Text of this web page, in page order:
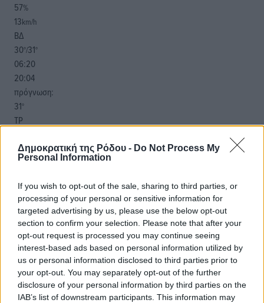
Δημοκρατική της Ρόδου - Do Not Process My
Personal Information
If you wish to opt-out of the sale, sharing to third parties, or
processing of your personal or sensitive information for
targeted advertising by us, please use the below opt-out
section to confirm your selection. Please note that after your
opt-out request is processed you may continue seeing
interest-based ads based on personal information utilized by
us or personal information disclosed to third parties prior to
your opt-out. You may separately opt-out of the further
disclosure of your personal information by third parties on the
IAB’s list of downstream participants. This information may
57%
13km/h
ΒΔ
30°/31°
06:20
20:04
πρόγνωση:
31°
ΤΡ
ΤΕ
29°
30 °
ΠΑ